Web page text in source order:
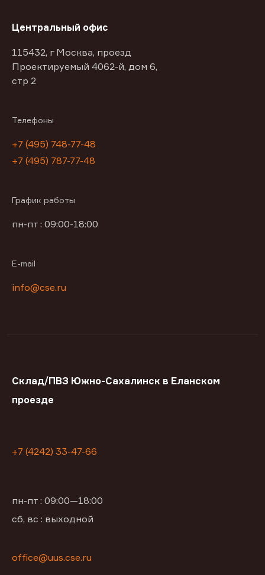
Центральный офис
115432, г Москва, проезд
Проектируемый 4062-й, дом 6,
стр 2
Телефоны
+7 (495) 748-77-48
+7 (495) 787-77-48
График работы
пн-пт : 09:00-18:00
E-mail
info@cse.ru
Склад/ПВЗ Южно-Сахалинск в Еланском
проезде
+7 (4242) 33-47-66
пн-пт : 09:00—18:00
сб, вс : выходной
office@uus.cse.ru